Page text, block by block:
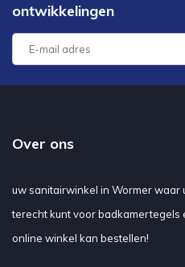
ontwikkelingen
Over ons
uw sanitairwinkel in Wormer waar
terecht kunt voor badkamertegels
online winkel kan bestellen!